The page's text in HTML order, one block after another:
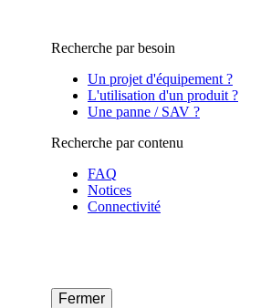
Recherche par besoin
Un projet d'équipement ?
L'utilisation d'un produit ?
Une panne / SAV ?
Recherche par contenu
FAQ
Notices
Connectivité
Fermer